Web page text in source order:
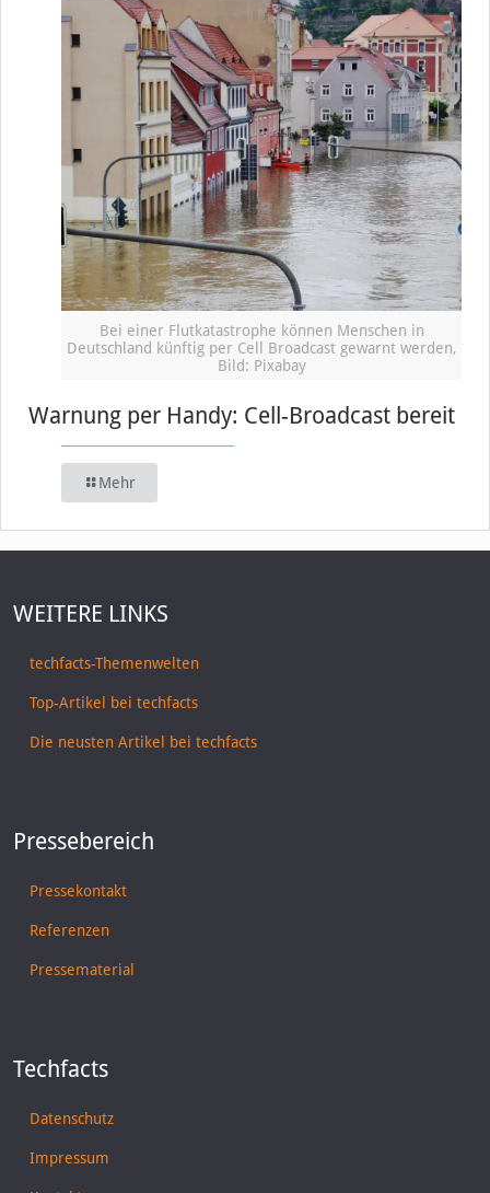
Bei einer Flutkatastrophe können Menschen in
Deutschland künftig per Cell Broadcast gewarnt werden,
Bild: Pixabay
Warnung per Handy: Cell-Broadcast bereit
Mehr
WEITERE LINKS
techfacts-Themenwelten
Top-Artikel bei techfacts
Die neusten Artikel bei techfacts
Pressebereich
Pressekontakt
Referenzen
Pressematerial
Techfacts
Datenschutz
Impressum